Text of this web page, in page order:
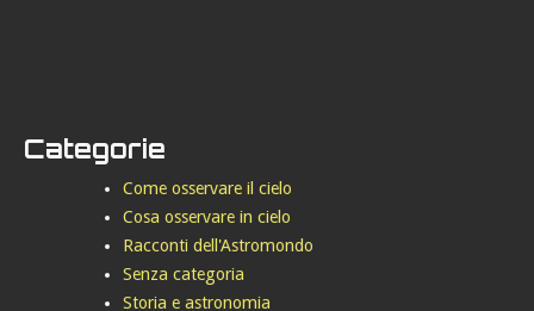
Categorie
Come osservare il cielo
Cosa osservare in cielo
Racconti dell'Astromondo
Senza categoria
Storia e astronomia